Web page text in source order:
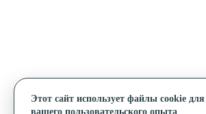
Альзория © 2026
Этот сайт использует файлы cookie
вашего пользовательского опыта